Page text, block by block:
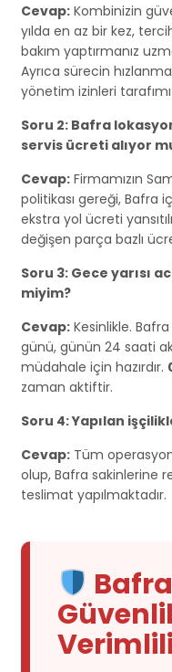
Cevap: Kombinizin
yılda en az bir kez,
bakım yaptırmanız
Ayrıca sürecin
yönetim izinleri
Soru 2: Bafra
servis ücreti alıyor
Cevap: Firmamızın
politikası gereği, Bafra
ekstra yol ücreti
değişen parça bazlı
Soru 3: Gece yarısı
miyim?
Cevap: Kesinlikle.
günü, günün 24 saati
müdahale için hazırdır.
zaman aktiftir.
Soru 4: Yapılan
Cevap: Tüm
olup, Bafra sakinlerine
teslimat yapılmaktadır.